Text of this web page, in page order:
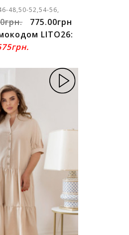
48,50-52,54-56,
775.00грн
LITO26: